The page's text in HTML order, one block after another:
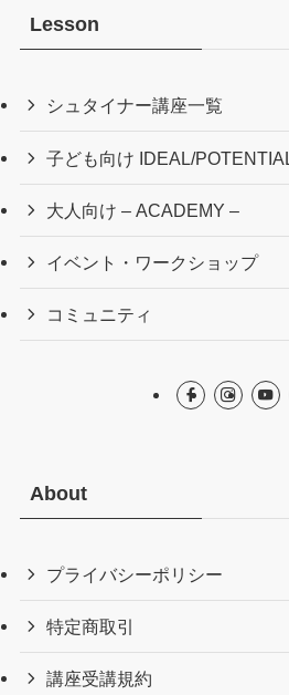
Lesson
シュタイナー講座一覧
子ども向け IDEAL/POTENTIAL
大人向け – ACADEMY –
イベント・ワークショップ
コミュニティ
About
プライバシーポリシー
特定商取引
講座受講規約